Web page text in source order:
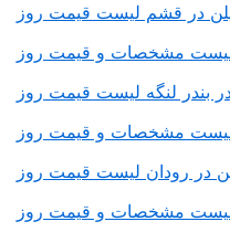
در قشم لیست قیمت روز
لیست مشخصات و قیمت روز
در بندر لنگه لیست قیمت روز
لیست مشخصات و قیمت روز
در رودان لیست قیمت روز
لیست مشخصات و قیمت روز